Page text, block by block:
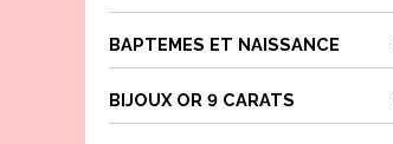
BAPTEMES ET NAISSANCE
BIJOUX OR 9 CARATS